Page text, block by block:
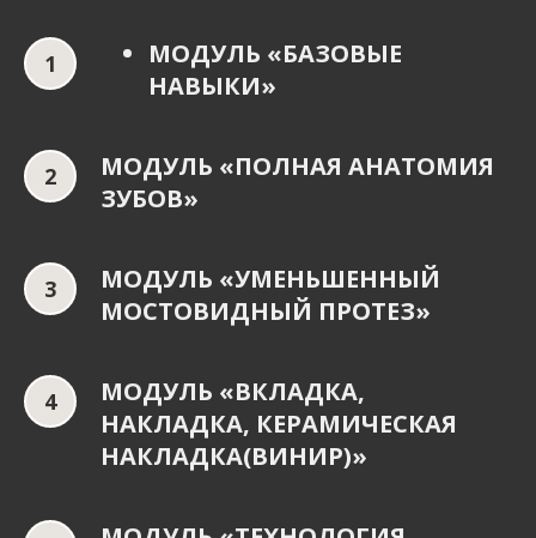
МОДУЛЬ «БАЗОВЫЕ
НАВЫКИ»
МОДУЛЬ «ПОЛНАЯ АНАТОМИЯ
ЗУБОВ»
МОДУЛЬ «УМЕНЬШЕННЫЙ
МОСТОВИДНЫЙ ПРОТЕЗ»
МОДУЛЬ «ВКЛАДКА,
НАКЛАДКА, КЕРАМИЧЕСКАЯ
НАКЛАДКА(ВИНИР)»